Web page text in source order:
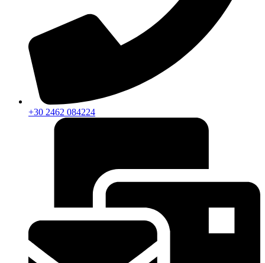
+30 2462 084224